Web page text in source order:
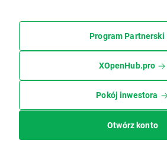
Program Partnerski
XOpenHub.pro
Pokój inwestora
Otwórz konto